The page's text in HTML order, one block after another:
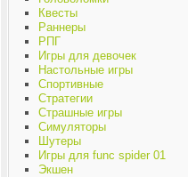
Квесты
Раннеры
РПГ
Игры для девочек
Настольные игры
Спортивные
Стратегии
Страшные игры
Симуляторы
Шутеры
Игры для func spider 01
Экшен